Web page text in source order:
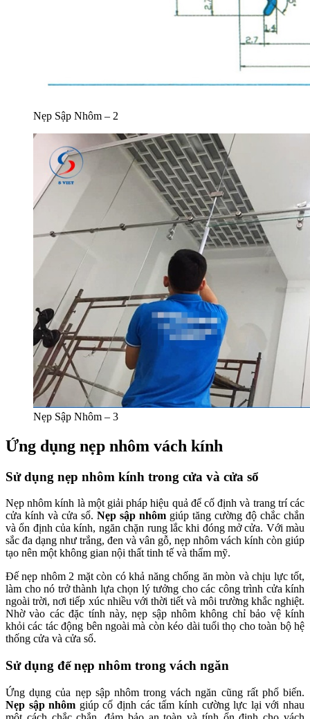
Nẹp Sập Nhôm – 2
Nẹp Sập Nhôm – 3
Ứng dụng nẹp nhôm vách kính
Sử dụng nẹp nhôm kính trong cửa và cửa sổ
Nẹp nhôm kính là một giải pháp hiệu quả để cố định và trang trí các
cửa kính và cửa sổ. Nẹp sập nhôm giúp tăng cường độ chắc chắn
và ổn định của kính, ngăn chặn rung lắc khi đóng mở cửa. Với màu
sắc đa dạng như trắng, đen và vân gỗ, nẹp nhôm vách kính còn giúp
tạo nên một không gian nội thất tinh tế và thẩm mỹ​​.
Đế nẹp nhôm 2 mặt còn có khả năng chống ăn mòn và chịu lực tốt,
làm cho nó trở thành lựa chọn lý tưởng cho các công trình cửa kính
ngoài trời, nơi tiếp xúc nhiều với thời tiết và môi trường khắc nghiệt.
Nhờ vào các đặc tính này, nẹp sập nhôm không chỉ bảo vệ kính
khỏi các tác động bên ngoài mà còn kéo dài tuổi thọ cho toàn bộ hệ
thống cửa và cửa sổ​.
Sử dụng đế nẹp nhôm trong vách ngăn
Ứng dụng của nẹp sập nhôm trong vách ngăn cũng rất phổ biến.
Nẹp sập nhôm giúp cố định các tấm kính cường lực lại với nhau